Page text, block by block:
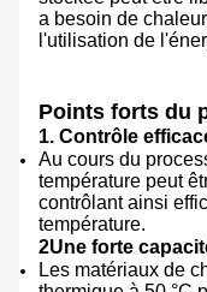
a besoin de
l'utilisation de
Points forts du
1. Contrôle
Au cours du
température peut
contrôlant ainsi
température.
2Une forte
Les matériaux de